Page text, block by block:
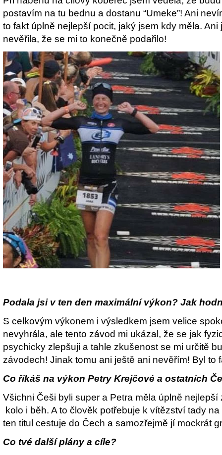
postavím na tu bednu a dostanu “Umeke”! Ani
to fakt úplně nejlepší pocit, jaký jsem kdy měla. Ani
nevěřila, že se mi to konečně podařilo!
Podala jsi v ten den maximální výkon? Jak
S celkovým výkonem i výsledkem jsem velice
nevyhrála, ale tento závod mi ukázal, že se jak
psychicky zlepšuji a tahle zkušenost se mi určitě
závodech! Jinak tomu ani ještě ani nevěřím! Byl to
Co říkáš na výkon Petry Krejčové a ostatních
Všichni Češi byli super a Petra měla úplně
kolo i běh. A to člověk potřebuje k vítězství tady
ten titul cestuje do Čech a samozřejmě jí mockrát
Co tvé další plány a cíle?